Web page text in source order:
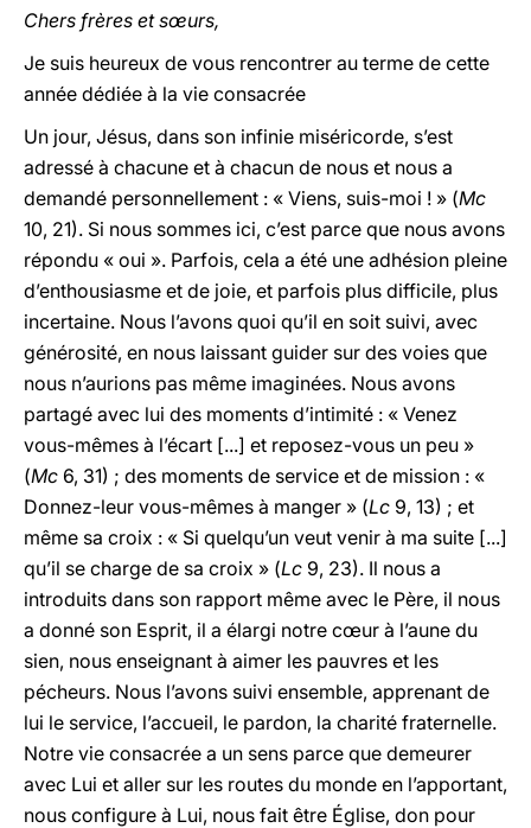
Chers frères et sœurs,
Je suis heureux de vous rencontrer au terme de cette
année dédiée à la vie consacrée
Un jour, Jésus, dans son infinie miséricorde, s’est
adressé à chacune et à chacun de nous et nous a
demandé personnellement : « Viens, suis-moi ! » (Mc
10, 21). Si nous sommes ici, c’est parce que nous avons
répondu « oui ». Parfois, cela a été une adhésion pleine
d’enthousiasme et de joie, et parfois plus difficile, plus
incertaine. Nous l’avons quoi qu’il en soit suivi, avec
générosité, en nous laissant guider sur des voies que
nous n’aurions pas même imaginées. Nous avons
partagé avec lui des moments d’intimité : « Venez
vous-mêmes à l’écart [...] et reposez-vous un peu »
(Mc 6, 31) ; des moments de service et de mission : «
Donnez-leur vous-mêmes à manger » (Lc 9, 13) ; et
même sa croix : « Si quelqu’un veut venir à ma suite [...]
qu’il se charge de sa croix » (Lc 9, 23). Il nous a
introduits dans son rapport même avec le Père, il nous
a donné son Esprit, il a élargi notre cœur à l’aune du
sien, nous enseignant à aimer les pauvres et les
pécheurs. Nous l’avons suivi ensemble, apprenant de
lui le service, l’accueil, le pardon, la charité fraternelle.
Notre vie consacrée a un sens parce que demeurer
avec Lui et aller sur les routes du monde en l’apportant,
nous configure à Lui, nous fait être Église, don pour